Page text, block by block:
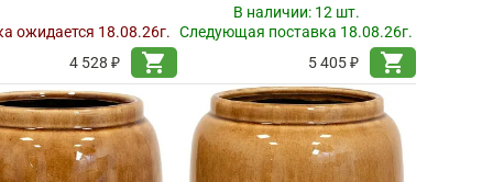
ожидается 18.08.26г.
4 528 ₽
shopping_cart
В наличии: 12 шт.
Следующая поставка 18.08.26г.
5 405 ₽
shopping_cart